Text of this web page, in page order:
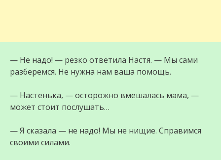
— Не надо! — резко ответила Настя. — Мы сами
разберемся. Не нужна нам ваша помощь.
— Настенька, — осторожно вмешалась мама, —
может стоит послушать…
— Я сказала — не надо! Мы не нищие. Справимся
своими силами.